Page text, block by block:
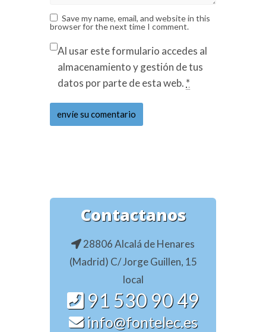
Save my name, email, and website in this
browser for the next time I comment.
Al usar este formulario accedes al
almacenamiento y gestión de tus
datos por parte de esta web. *
Contactanos
28806 Alcalá de Henares
(Madrid) C/ Jorge Guillen, 15
local
91 530 90 49
info@fontelec.es